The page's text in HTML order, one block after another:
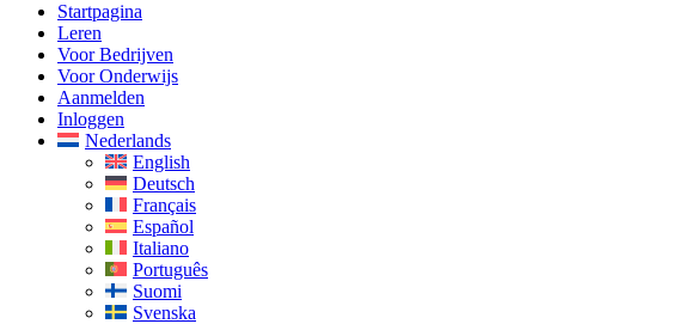
Startpagina
Leren
Voor Bedrijven
Voor Onderwijs
Aanmelden
Inloggen
Nederlands
English
Deutsch
Français
Español
Italiano
Português
Suomi
Svenska